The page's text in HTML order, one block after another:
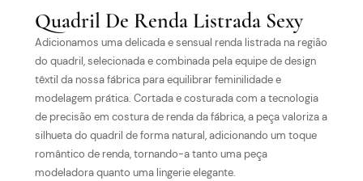
Quadril De Renda Listrada Sexy
Adicionamos uma delicada e sensual renda listrada na região
do quadril, selecionada e combinada pela equipe de design
têxtil da nossa fábrica para equilibrar feminilidade e
modelagem prática. Cortada e costurada com a tecnologia
de precisão em costura de renda da fábrica, a peça valoriza a
silhueta do quadril de forma natural, adicionando um toque
romântico de renda, tornando-a tanto uma peça
modeladora quanto uma lingerie elegante.